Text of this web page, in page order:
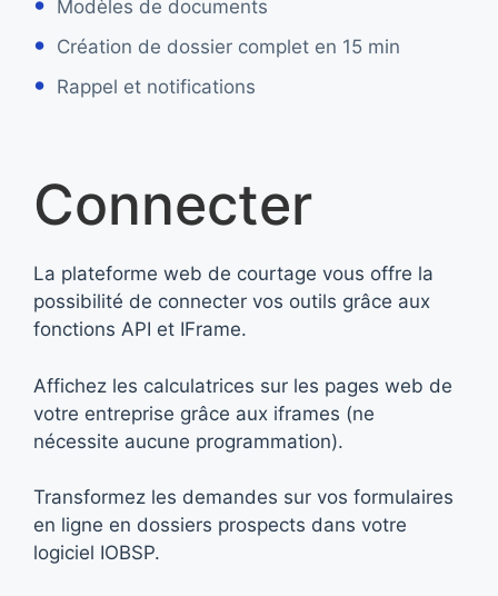
Modèles de documents
Création de dossier complet en 15 min
Rappel et notifications
Connecter
La plateforme web de courtage vous offre la
possibilité de connecter vos outils grâce aux
fonctions API et IFrame.
Affichez les calculatrices sur les pages web de
votre entreprise grâce aux iframes (ne
nécessite aucune programmation).
Transformez les demandes sur vos formulaires
en ligne en dossiers prospects dans votre
logiciel IOBSP.